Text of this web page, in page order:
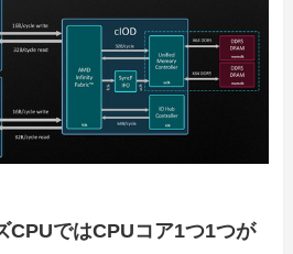
CPUではCPUコア1つ1つが